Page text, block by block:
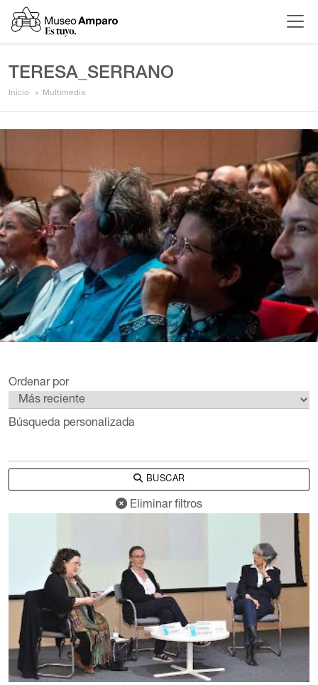
TERESA_SERRANO
Inicio Multimedia
Ordenar por
Búsqueda personalizada
BUSCAR
Eliminar filtros